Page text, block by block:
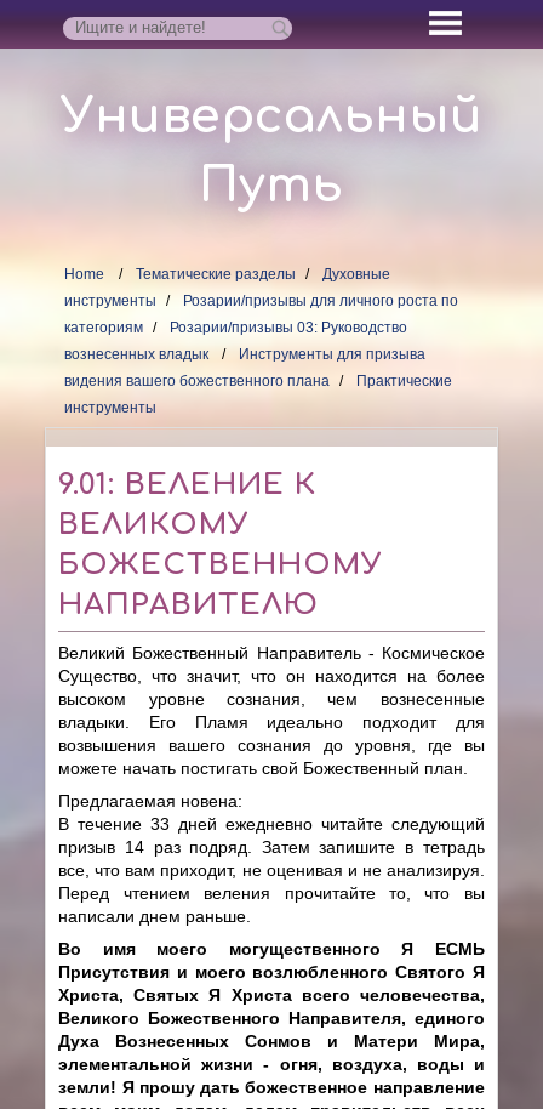
Универсальный
Путь
Home Тематические разделы
Духовные
инструменты
Розарии/призывы для личного роста по
категориям
Розарии/призывы 03: Руководство
вознесенных владык
Инструменты для призыва
видения вашего божественного плана
Практические
инструменты
9.01: ВЕЛЕНИЕ К
ВЕЛИКОМУ
БОЖЕСТВЕННОМУ
НАПРАВИТЕЛЮ
Великий Божественный Направитель - Космическое
Существо, что значит, что он находится на более
высоком уровне сознания, чем вознесенные
владыки. Его Пламя идеально подходит для
возвышения вашего сознания до уровня, где вы
можете начать постигать свой Божественный план.
Предлагаемая новена:
В течение 33 дней ежедневно читайте следующий
призыв 14 раз подряд. Затем запишите в тетрадь
все, что вам приходит, не оценивая и не анализируя.
Перед чтением веления прочитайте то, что вы
написали днем раньше.
Во имя моего могущественного Я ЕСМЬ
Присутствия и моего возлюбленного Святого Я
Христа, Святых Я Христа всего человечества,
Великого Божественного Направителя, единого
Духа Вознесенных Сонмов и Матери Мира,
элементальной жизни - огня, воздуха, воды и
земли! Я прошу дать божественное направление